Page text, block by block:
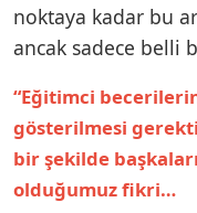
noktaya kadar bu
ancak sadece belli
“Eğitimci
gösterilmesi
bir şekilde
olduğumuz fikri…